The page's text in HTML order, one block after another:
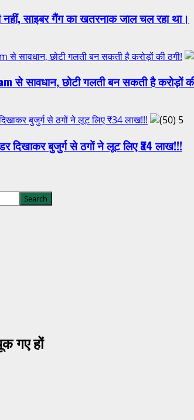
साइबर गैंग का खतरनाक जाल चल रहा था।
सावधान, छोटी गलती बन सकती है करोड़ों की ठगी!
से सावधान, छोटी गलती बन सकती है करोड़ों
बुजुर्ग से ठगों ने लूट लिए ₹34 लाख!!!
5
दिखाकर बुजुर्ग से ठगों ने लूट लिए ₹34 लाख!!!
Search
गए हों